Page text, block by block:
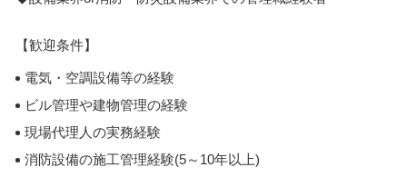
【歓迎条件】
電気・空調設備等の経験
ビル管理や建物管理の経験
現場代理人の実務経験
消防設備の施工管理経験(5～10年以上)